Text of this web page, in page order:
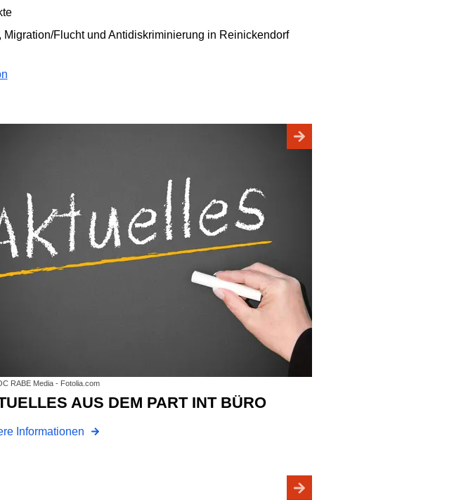
Flucht und Antidiskriminierung in Reinickendorf
RABE Media - Fotolia.com
AUS DEM PART INT BÜRO
Informationen